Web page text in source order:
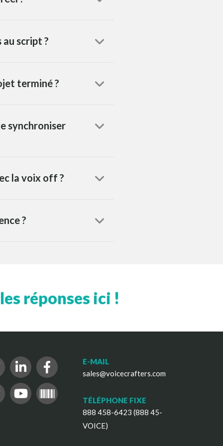
script ?
terminé ?
synchroniser
la voix off ?
?
réponses ici !
E-MAIL
sales@voicecrafters.com
TÉLÉPHONE FIXE
888 458-6423 (888 45-
VOICE)